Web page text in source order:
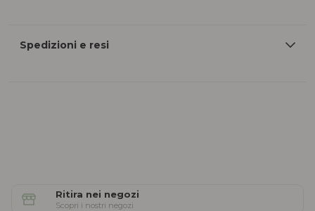
Spedizioni e resi
Ritira nei negozi
Scopri i nostri negozi